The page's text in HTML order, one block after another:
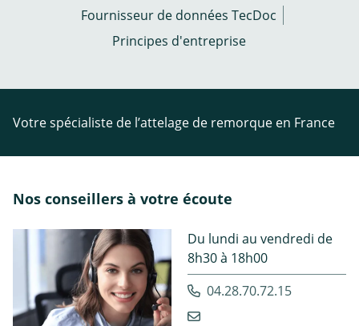
Fournisseur de données TecDoc
Principes d'entreprise
Votre spécialiste de l’attelage de remorque en France
Nos conseillers à votre écoute
Du lundi au vendredi de
8h30 à 18h00
04.28.70.72.15